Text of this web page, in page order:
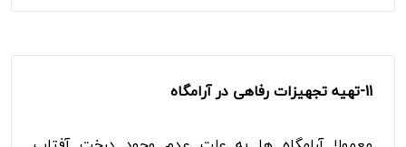
11- تهیه تجهیزات رفاهی در آرامگاه